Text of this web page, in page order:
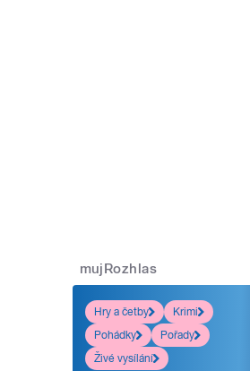
mujRozhlas
Hry a četby
Krimi
Pohádky
Pořady
Živé vysílání